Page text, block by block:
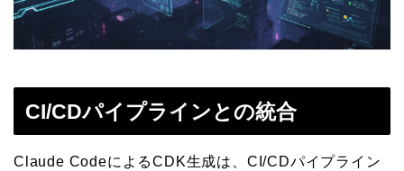
CI/CDパイプラインとの統合
Claude CodeによるCDK生成は、CI/CDパイプライン